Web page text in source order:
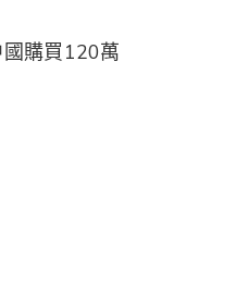
購買120萬